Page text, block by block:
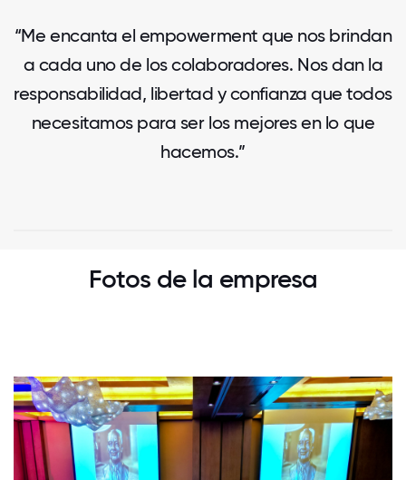
“Me encanta el empowerment que nos brindan
a cada uno de los colaboradores. Nos dan la
responsabilidad, libertad y confianza que todos
necesitamos para ser los mejores en lo que
hacemos.”
Fotos de la empresa